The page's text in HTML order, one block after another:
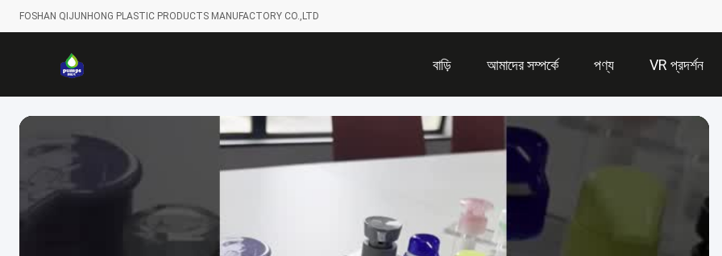
FOSHAN QIJUNHONG PLASTIC PRODUCTS MANUFACTORY CO.,LTD
বাড়ি আমাদের সম্পর্কে পণ্য VR প্রদর্শন